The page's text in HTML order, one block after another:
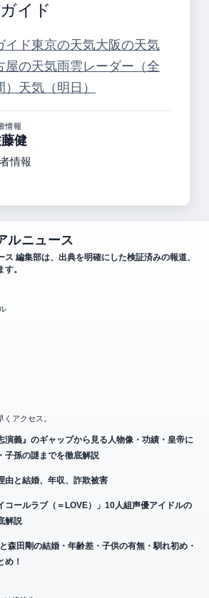
イド
イド東京の天気大阪の天気
屋の天気雨雲レーダー（全
天気（明日）
情報
健
情報
ルニュース
編集部は、出典を明確にした検証済みの報道、
。
アクセス。
演義』のギャップから見る人物像・功績・皇帝に
子孫の謎までを徹底解説
由と結婚、年収、詐欺被害
コールラブ（＝LOVE）」10人組声優アイドルの
解説
森田剛の結婚・年齢差・子供の有無・馴れ初め・
め！